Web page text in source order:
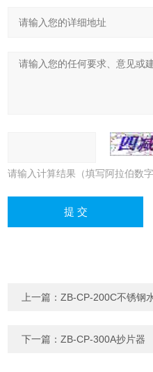
请输入计算结果（填写阿拉伯数
上一篇：ZB-CP-200C不锈钢
下一篇：ZB-CP-300A抄片器